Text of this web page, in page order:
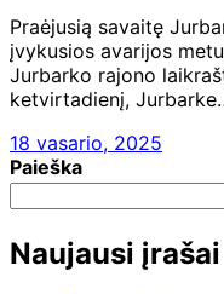
Praėjusią savaitę
įvykusios avarijos
Jurbarko rajono
ketvirtadienį,
18 vasario, 2025
Paieška
Naujausi įrašai